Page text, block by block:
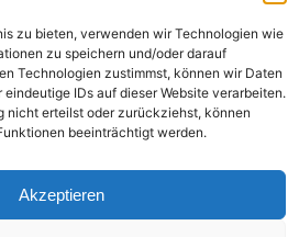
zu bieten, verwenden wir Technologien wie
zu speichern und/oder darauf
Technologien zustimmst, können wir Daten
IDs auf dieser Website verarbeiten.
nicht erteilst oder zurückziehst, können
beeinträchtigt werden.
Akzeptieren
Akismet, um Spam
wie deine
verarbeitet werden.